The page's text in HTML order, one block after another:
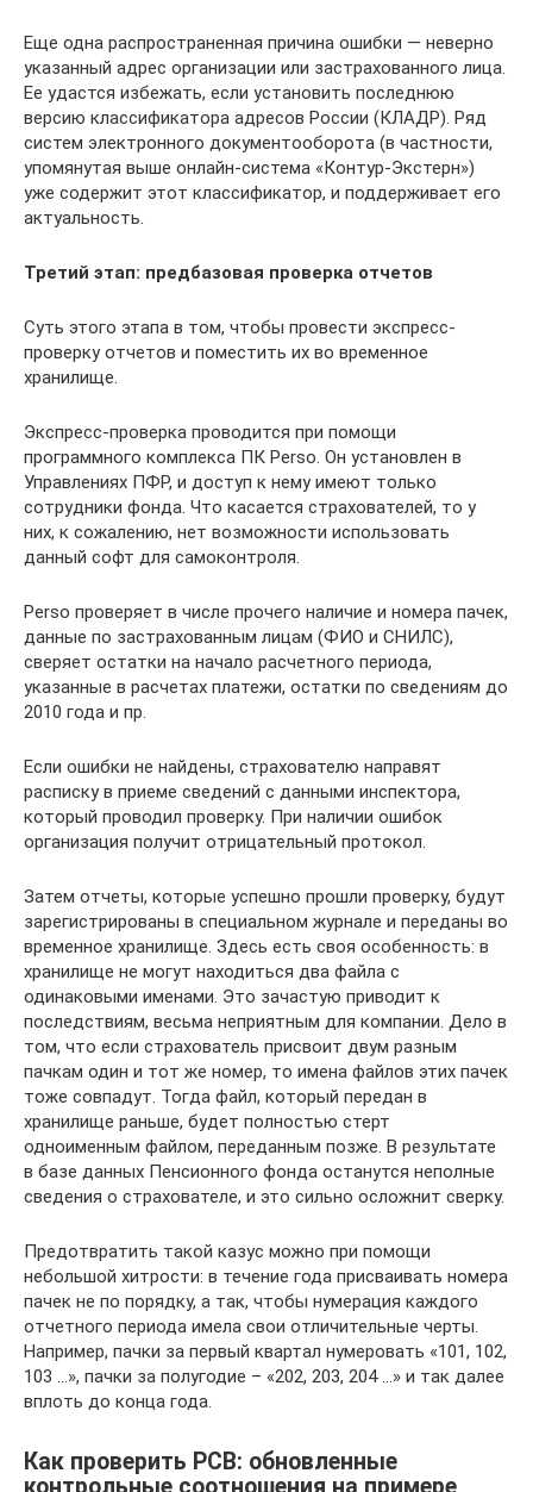
Еще одна распространенная причина ошибки — неверно
указанный адрес организации или застрахованного лица.
Ее удастся избежать, если установить последнюю
версию классификатора адресов России (КЛАДР). Ряд
систем электронного документооборота (в частности,
упомянутая выше онлайн-система «Контур-Экстерн»)
уже содержит этот классификатор, и поддерживает его
актуальность.
Третий этап: предбазовая проверка отчетов
Суть этого этапа в том, чтобы провести экспресс-
проверку отчетов и поместить их во временное
хранилище.
Экспресс-проверка проводится при помощи
программного комплекса ПК Perso. Он установлен в
Управлениях ПФР, и доступ к нему имеют только
сотрудники фонда. Что касается страхователей, то у
них, к сожалению, нет возможности использовать
данный софт для самоконтроля.
Perso проверяет в числе прочего наличие и номера пачек,
данные по застрахованным лицам (ФИО и СНИЛС),
сверяет остатки на начало расчетного периода,
указанные в расчетах платежи, остатки по сведениям до
2010 года и пр.
Если ошибки не найдены, страхователю направят
расписку в приеме сведений с данными инспектора,
который проводил проверку. При наличии ошибок
организация получит отрицательный протокол.
Затем отчеты, которые успешно прошли проверку, будут
зарегистрированы в специальном журнале и переданы во
временное хранилище. Здесь есть своя особенность: в
хранилище не могут находиться два файла с
одинаковыми именами. Это зачастую приводит к
последствиям, весьма неприятным для компании. Дело в
том, что если страхователь присвоит двум разным
пачкам один и тот же номер, то имена файлов этих пачек
тоже совпадут. Тогда файл, который передан в
хранилище раньше, будет полностью стерт
одноименным файлом, переданным позже. В результате
в базе данных Пенсионного фонда останутся неполные
сведения о страхователе, и это сильно осложнит сверку.
Предотвратить такой казус можно при помощи
небольшой хитрости: в течение года присваивать номера
пачек не по порядку, а так, чтобы нумерация каждого
отчетного периода имела свои отличительные черты.
Например, пачки за первый квартал нумеровать «101, 102,
103 …», пачки за полугодие – «202, 203, 204 …» и так далее
вплоть до конца года.
Как проверить РСВ: обновленные